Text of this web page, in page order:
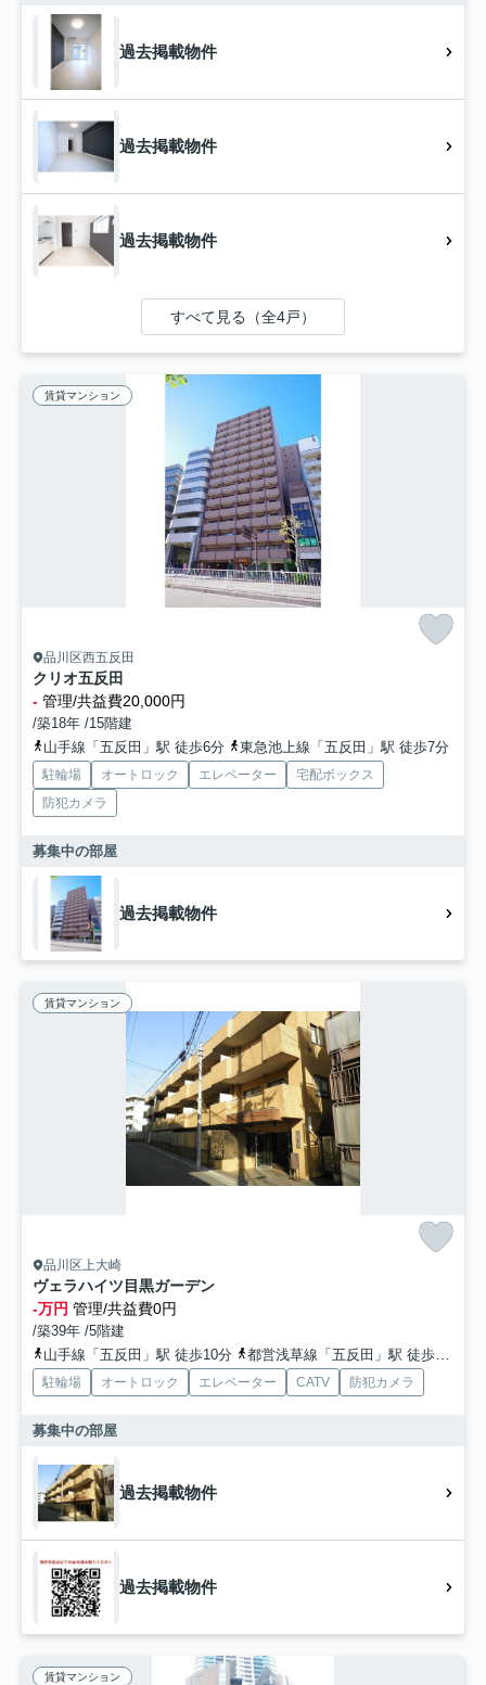
過去掲載物件
過去掲載物件
過去掲載物件
すべて見る（全4戸）
賃貸マンション
品川区西五反田
クリオ五反田
- 管理/共益費20,000円
/築18年 /15階建
山手線「五反田」駅 徒歩6分
東急池上線「五反田」駅 徒歩7分
駐輪場 オートロック エレベーター
宅配ボックス
防犯カメラ
募集中の部屋
過去掲載物件
賃貸マンション
品川区上大崎
ヴェラハイツ目黒ガーデン
-万円 管理/共益費0円
/築39年 /5階建
山手線「五反田」駅 徒歩10分
都営浅草線「五反田」駅 徒歩9分
駐輪場 オートロック エレベーター CATV 防犯カメラ
募集中の部屋
過去掲載物件
過去掲載物件
賃貸マンション